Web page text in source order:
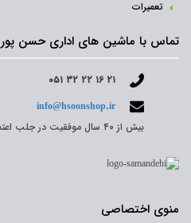
تعمیرات
تماس با ماشین های اداری حسن پور
۰۵۱ ۳۲ ۲۲ ۱۶ ۲۱
info@hsoonshop.ir
بیش از ۴۰ سال موفقیت در جلب اعتماد شما
منوی اختصاصی